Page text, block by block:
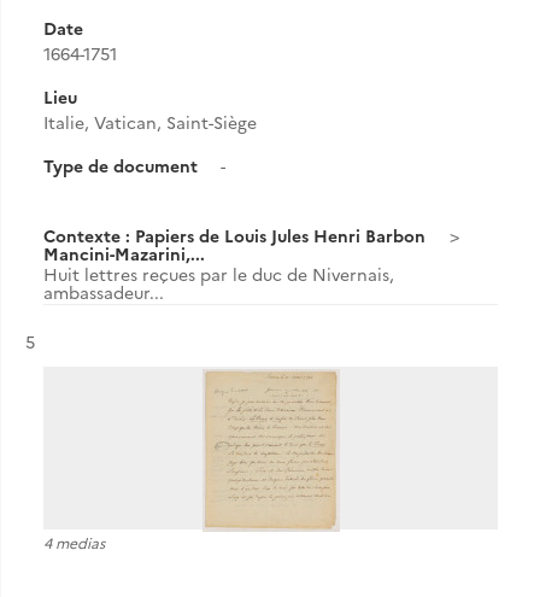
Date
1664-1751
Lieu
Italie, Vatican, Saint-Siège
Type de document
-
Contexte : Papiers de Louis Jules Henri Barbon
Mancini-Mazarini,...
Huit lettres reçues par le duc de Nivernais,
ambassadeur...
Résultat n°
5
4 medias